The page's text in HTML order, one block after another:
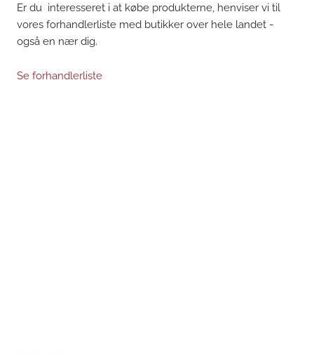
Er du interesseret i at købe produkterne, henviser vi til
vores forhandlerliste med butikker over hele landet -
også en nær dig.
Se forhandlerliste